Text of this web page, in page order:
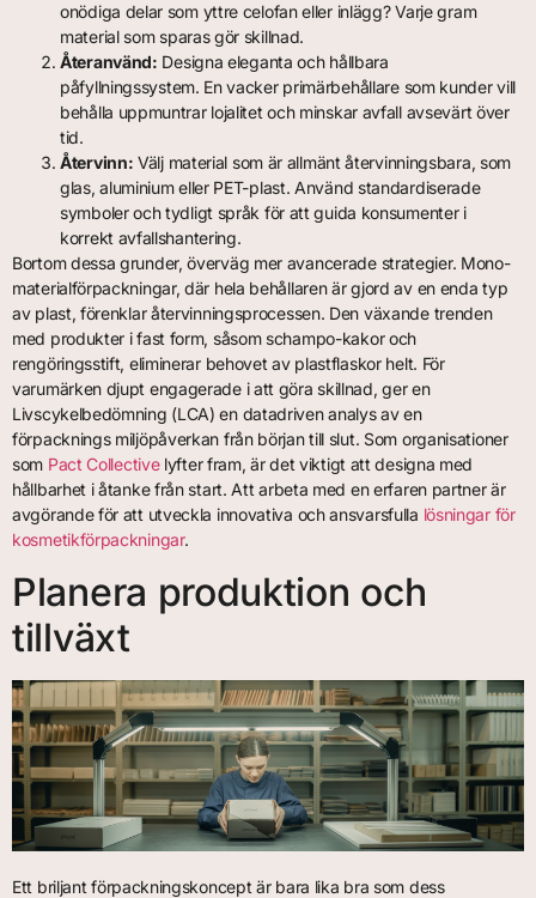
onödiga delar som yttre celofan eller inlägg? Varje gram
material som sparas gör skillnad.
Återanvänd: Designa eleganta och hållbara
påfyllningssystem. En vacker primärbehållare som kunder vill
behålla uppmuntrar lojalitet och minskar avfall avsevärt över
tid.
Återvinn: Välj material som är allmänt återvinningsbara, som
glas, aluminium eller PET-plast. Använd standardiserade
symboler och tydligt språk för att guida konsumenter i
korrekt avfallshantering.
Bortom dessa grunder, överväg mer avancerade strategier. Mono-
materialförpackningar, där hela behållaren är gjord av en enda typ
av plast, förenklar återvinningsprocessen. Den växande trenden
med produkter i fast form, såsom schampo-kakor och
rengöringsstift, eliminerar behovet av plastflaskor helt. För
varumärken djupt engagerade i att göra skillnad, ger en
Livscykelbedömning (LCA) en datadriven analys av en
förpacknings miljöpåverkan från början till slut. Som organisationer
som Pact Collectivelyfter fram, är det viktigt att designa med
hållbarhet i åtanke från start. Att arbeta med en erfaren partner är
avgörande för att utveckla innovativa och ansvarsfulla lösningar för
kosmetikförpackningar.
Planera produktion och
tillväxt
Ett briljant förpackningskoncept är bara lika bra som dess